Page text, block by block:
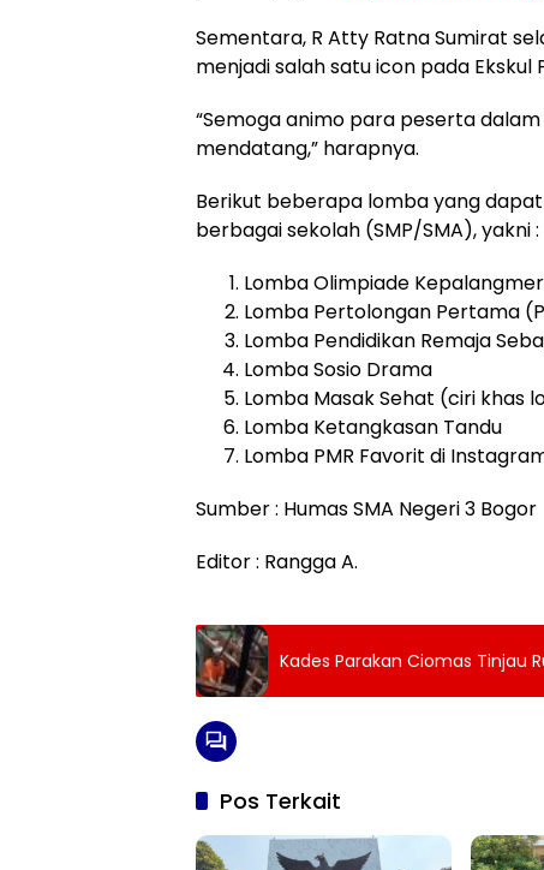
Sementara, R Atty Ratna Sumirat
menjadi salah satu icon pada Ekskul
“Semoga animo para peserta
mendatang,” harapnya.
Berikut beberapa lomba yang
berbagai sekolah (SMP/SMA), yakni :
Lomba Olimpiade
Lomba Pertolongan Pertama
Lomba Pendidikan Remaja
Lomba Sosio Drama
Lomba Masak Sehat (ciri khas
Lomba Ketangkasan Tandu
Lomba PMR Favorit di
Sumber : Humas SMA Negeri 3 Bogor
Editor : Rangga A.
Kades Parakan Ciomas Tinjau
Pos Terkait